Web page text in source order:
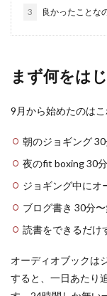
3 良かったことな
まず何をは
9月から始めたのはこ
朝のジョギング
夜のfit boxing 30
ジョギング中にオ
ブログ書き 30分
読書をできるだけ
オーディオブックは
すると、一日あたり